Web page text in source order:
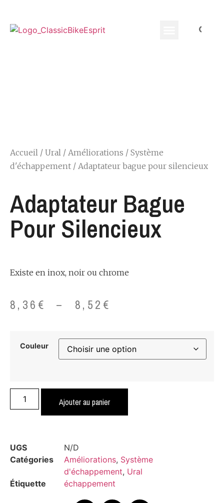
Accueil / Ural / Améliorations / Système
d'échappement / Adaptateur bague pour silencieux
Adaptateur Bague
Pour Silencieux
Existe en inox, noir ou chrome
8,36 € – 8,52 €
Couleur
Ajouter au panier
UGS
N/D
Catégories
Améliorations, Système
d'échappement, Ural
Étiquette
échappement